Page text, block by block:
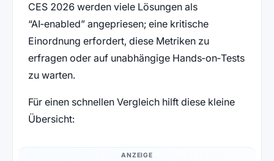
CES 2026 werden viele Lösungen als
“AI‑enabled” angepriesen; eine kritische
Einordnung erfordert, diese Metriken zu
erfragen oder auf unabhängige Hands‑on‑Tests
zu warten.
Für einen schnellen Vergleich hilft diese kleine
Übersicht:
ANZEIGE